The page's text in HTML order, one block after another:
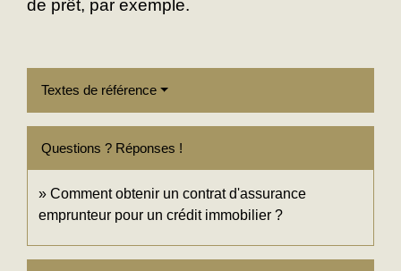
de prêt, par exemple.
Textes de référence
Questions ? Réponses !
Comment obtenir un contrat d'assurance
emprunteur pour un crédit immobilier ?